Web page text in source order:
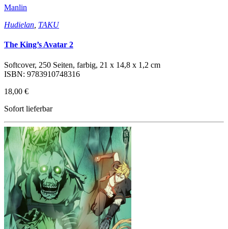
Manlin
Hudielan TAKU
The King’s Avatar 2
Softcover, 250 Seiten, farbig, 21 x 14,8 x 1,2 cm
ISBN: 9783910748316
18,00 €
Sofort lieferbar